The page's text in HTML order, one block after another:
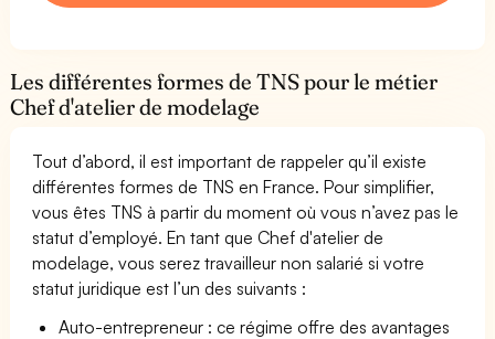
Les différentes formes de TNS pour le métier
Chef d'atelier de modelage
Tout d’abord, il est important de rappeler qu’il existe
différentes formes de TNS en France. Pour simplifier,
vous êtes TNS à partir du moment où vous n’avez pas le
statut d’employé. En tant que Chef d'atelier de
modelage, vous serez travailleur non salarié si votre
statut juridique est l’un des suivants :
Auto-entrepreneur : ce régime offre des avantages